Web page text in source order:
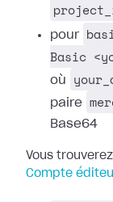
pour
Basic
où
paire
Base64
Vous
Compte